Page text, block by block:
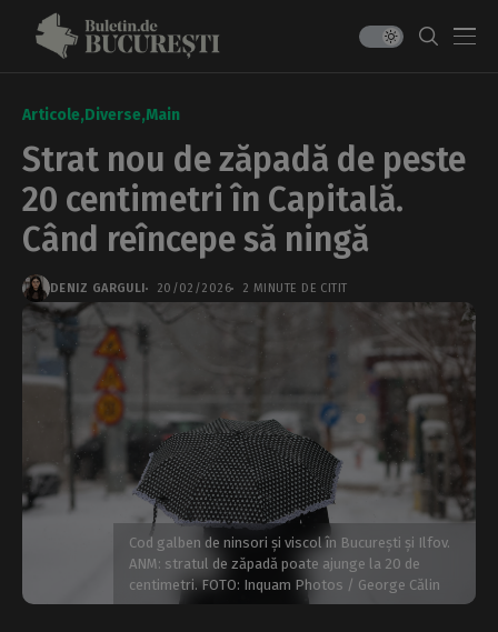
Articole Diverse Main
Strat nou de zăpadă de peste
20 centimetri în Capitală.
Când reîncepe să ningă
DENIZ GARGULI 20/02/2026 2 MINUTE DE CITIT
Cod galben de ninsori și viscol în București și Ilfov.
ANM: stratul de zăpadă poate ajunge la 20 de
centimetri. FOTO: Inquam Photos / George Călin